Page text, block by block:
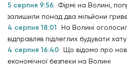
5 серпня 9:56
Фірмі на Волині,
залишили понад два мільйони
4 серпня 18:01
На Волині
відправляв підлеглих будувати
4 серпня 16:40
Що відомо про
економічної безпеки на Волині